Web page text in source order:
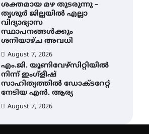
ശക്തമായ മഴ തുടരുന്നു –
തൃശൂർ ജില്ലയിൽ എല്ലാ
വിദ്യാഭ്യാസ
സ്ഥാപനങ്ങൾക്കും
ശനിയാഴ്ച അവധി
August 7, 2026
എം.ജി. യൂണിവേഴ്‌സിറ്റിയിൽ
നിന്ന് ഇംഗ്ളീഷ്
സാഹിത്യത്തിൽ ഡോക്ടറേറ്റ്
നേടിയ എൻ. ആര്യ
August 7, 2026
ഇരിങ്ങാലക്കുട – ഗുരുവായൂർ